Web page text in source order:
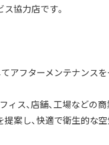
協力店です。
てアフターメンテナンス
ス、店舗、工場などの
案し、快適で衛生的な空